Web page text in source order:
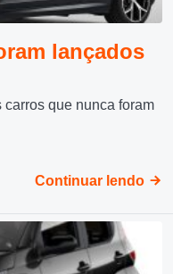
lançados
que nunca foram
Continuar lendo